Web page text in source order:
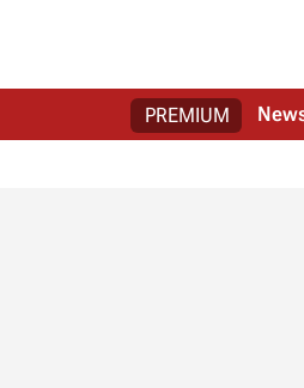
PREMIUM